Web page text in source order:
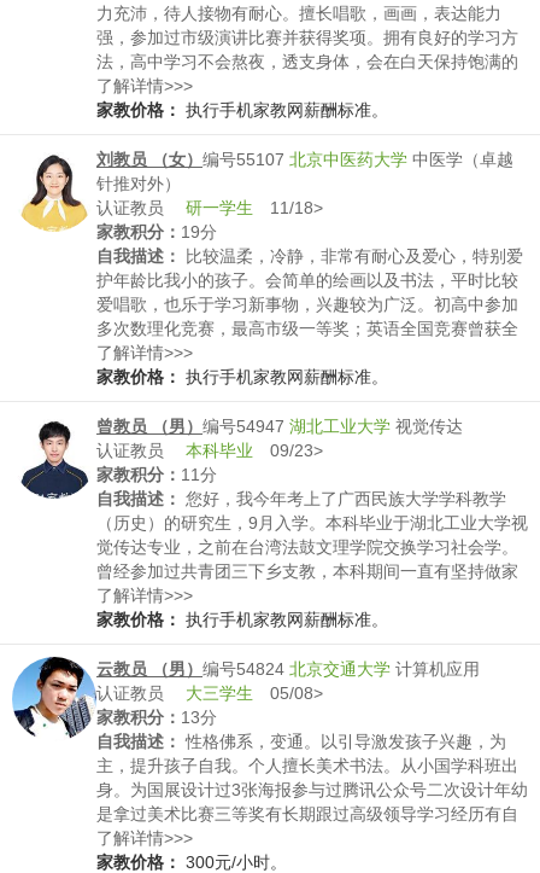
力充沛，待人接物有耐心。擅长唱歌，画画，表达能力
强，参加过市级演讲比赛并获得奖项。拥有良好的学习方
法，高中学习不会熬夜，透支身体，会在白天保持饱满的
精神状态。
了解详情>>>
家教价格： 执行手机家教网薪酬标准。
刘教员 （女） 编号55107 北京中医药大学 中医学（卓越
针推对外）
认证教员 研一学生 11/18>
家教积分： 19分
自我描述：
比较温柔，冷静，非常有耐心及爱心，特别爱
护年龄比我小的孩子。会简单的绘画以及书法，平时比较
爱唱歌，也乐于学习新事物，兴趣较为广泛。初高中参加
多次数理化竞赛，最高市级一等奖；英语全国竞赛曾获全
国三等奖。
了解详情>>>
家教价格： 执行手机家教网薪酬标准。
曾教员 （男） 编号54947 湖北工业大学 视觉传达
认证教员 本科毕业 09/23>
家教积分： 11分
自我描述： 您好，我今年考上了广西民族大学学科教学
（历史）的研究生，9月入学。本科毕业于湖北工业大学视
觉传达专业，之前在台湾法鼓文理学院交换学习社会学。
曾经参加过共青团三下乡支教，本科期间一直有坚持做家
教，通过了教师资格证的笔试，还没有去面试。现在在北
京百年树人教育科技有限公司实习，节假日，周末，每天
系我
了解详情>>>
家教价格： 执行手机家教网薪酬标准。
云教员 （男） 编号54824 北京交通大学 计算机应用
认证教员 大三学生 05/08>
家教积分： 13分
自我描述： 性格佛系，变通。以引导激发孩子兴趣，为
主，提升孩子自我。个人擅长美术书法。从小国学科班出
身。为国展设计过3张海报参与过腾讯公众号二次设计年幼
是拿过美术比赛三等奖有长期跟过高级领导学习经历有自
我创业经历
了解详情>>>
家教价格： 300元/小时。